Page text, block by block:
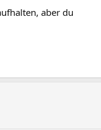
aber du